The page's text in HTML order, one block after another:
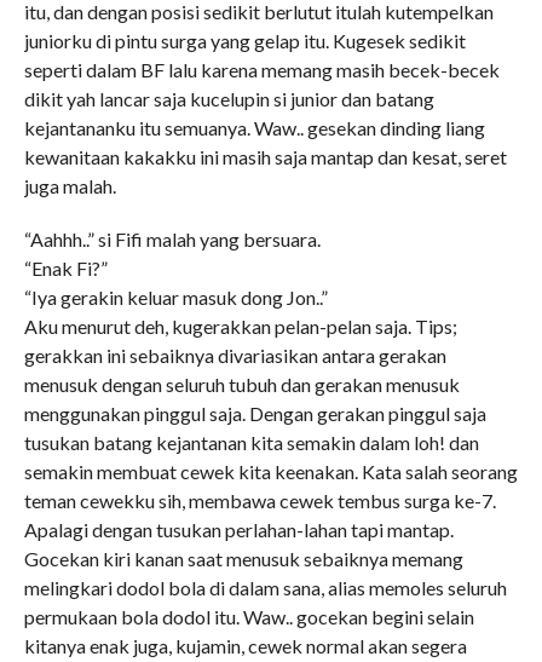
itu, dan dengan posisi sedikit berlutut itulah kutempelkan
juniorku di pintu surga yang gelap itu. Kugesek sedikit
seperti dalam BF lalu karena memang masih becek-becek
dikit yah lancar saja kucelupin si junior dan batang
kejantananku itu semuanya. Waw.. gesekan dinding liang
kewanitaan kakakku ini masih saja mantap dan kesat, seret
juga malah.
“Aahhh..” si Fifi malah yang bersuara.
“Enak Fi?”
“Iya gerakin keluar masuk dong Jon..”
Aku menurut deh, kugerakkan pelan-pelan saja. Tips;
gerakkan ini sebaiknya divariasikan antara gerakan
menusuk dengan seluruh tubuh dan gerakan menusuk
menggunakan pinggul saja. Dengan gerakan pinggul saja
tusukan batang kejantanan kita semakin dalam loh! dan
semakin membuat cewek kita keenakan. Kata salah seorang
teman cewekku sih, membawa cewek tembus surga ke-7.
Apalagi dengan tusukan perlahan-lahan tapi mantap.
Gocekan kiri kanan saat menusuk sebaiknya memang
melingkari dodol bola di dalam sana, alias memoles seluruh
permukaan bola dodol itu. Waw.. gocekan begini selain
kitanya enak juga, kujamin, cewek normal akan segera